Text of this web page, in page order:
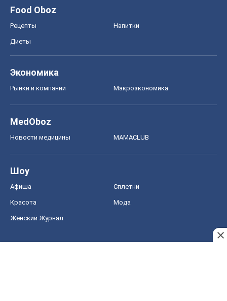
Food Oboz
Рецепты Напитки
Диеты
Экономика
Рынки и компании Mакроэкономика
MedOboz
Новости медицины MAMACLUB
Шоу
Афиша Сплетни
Красота Мода
Женский Журнал